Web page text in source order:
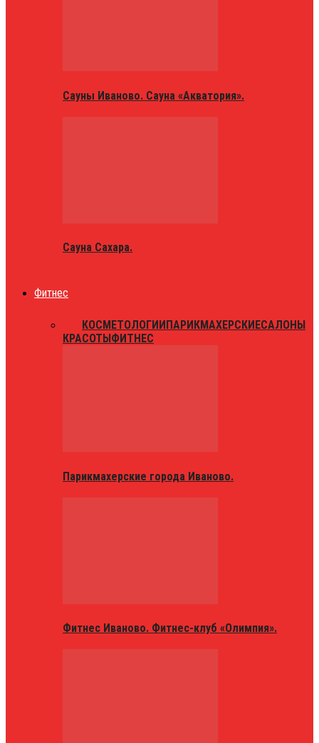
Сауны Иваново. Сауна «Акватория».
Сауна Сахара.
Фитнес
КОСМЕТОЛОГИИПАРИКМАХЕРСКИЕСАЛОНЫ
КРАСОТЫФИТНЕС
Парикмахерские города Иваново.
Фитнес Иваново. Фитнес-клуб «Олимпия».